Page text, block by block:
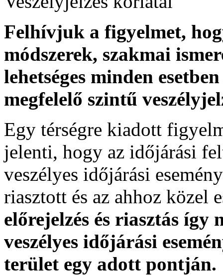
Felhívjuk a figyelmet,
módszerek, szakmai
lehetséges minden
megfelelő szintű
Egy térségre kiadott
jelenti, hogy az időjárási
veszélyes időjárási
riasztott és az ahhoz közel
előrejelzés és riasztás
veszélyes időjárási
terület egy adott pontján.